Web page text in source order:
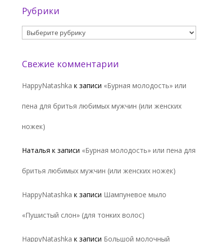
Рубрики
Рубрики
Свежие комментарии
HappyNatashka к записи «Бурная молодость» или
пена для бритья любимых мужчин (или женских
ножек)
Наталья к записи «Бурная молодость» или пена для
бритья любимых мужчин (или женских ножек)
HappyNatashka к записи Шампуневое мыло
«Пушистый слон» (для тонких волос)
HappyNatashka к записи Большой молочный